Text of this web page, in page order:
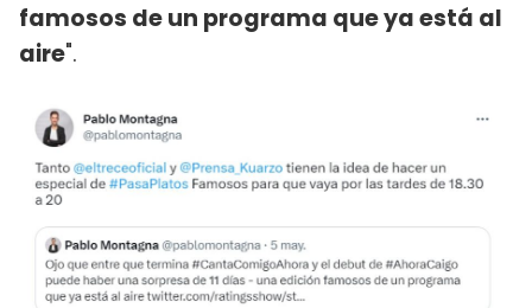
famosos de un programa que ya está al
aire".